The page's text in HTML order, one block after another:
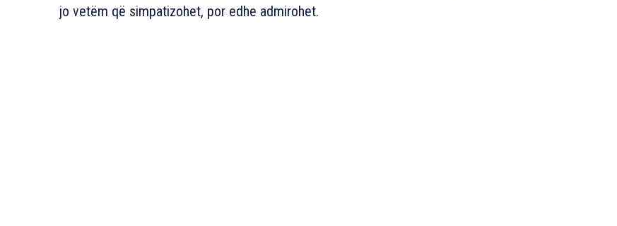
jo vetëm që simpatizohet, por edhe admirohet.